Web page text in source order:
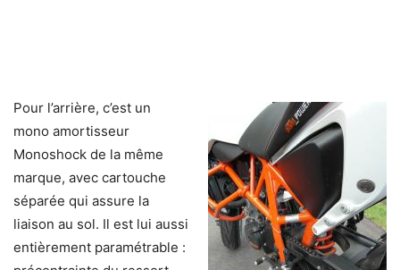
Pour l’arrière, c’est un
mono amortisseur
Monoshock de la même
marque, avec cartouche
séparée qui assure la
liaison au sol. Il est lui aussi
entièrement paramétrable :